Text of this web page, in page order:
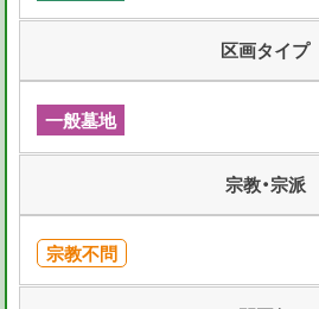
区画タイプ
一般墓地
宗教・宗派
宗教不問